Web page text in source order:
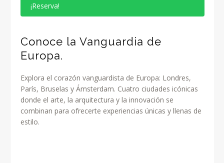
¡Reserva!
Conoce la Vanguardia de
Europa.
Explora el corazón vanguardista de Europa: Londres,
París, Bruselas y Ámsterdam. Cuatro ciudades icónicas
donde el arte, la arquitectura y la innovación se
combinan para ofrecerte experiencias únicas y llenas de
estilo.